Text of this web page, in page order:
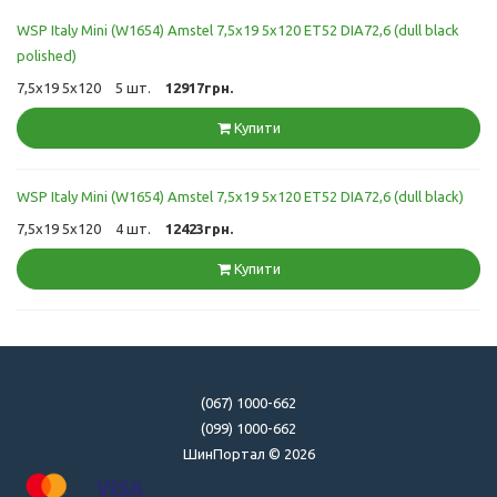
WSP Italy Mini (W1654) Amstel 7,5x19 5x120 ET52 DIA72,6 (dull black
polished)
7,5x19 5x120 5 шт. 12917грн.
Купити
WSP Italy Mini (W1654) Amstel 7,5x19 5x120 ET52 DIA72,6 (dull black)
7,5x19 5x120 4 шт. 12423грн.
Купити
(067) 1000-662
(099) 1000-662
ШинПортал © 2026